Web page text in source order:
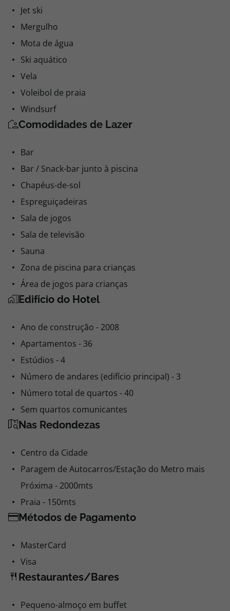
Jet ski
Mergulho
Mota de água
Ski aquático
Vela
Voleibol de praia
Windsurf
Comodidades de Lazer
Bar
Bar / Snack-bar junto à piscina
Chapéus-de-sol
Espreguiçadeiras
Sala de jogos
Sala de televisão
Sauna
Zona de piscina para crianças
Área de jogos para crianças
Edifício do Hotel
Ano de construção - 2008
Apartamentos - 36
Estúdios - 4
Número de andares (edifício principal) - 3
Número total de quartos - 40
Sem quartos comunicantes
Nas Redondezas
Centro da Cidade
Paragem de Autocarros/Estação do Metro mais
Próxima - 2000mts
Praia - 150mts
Métodos de Pagamento
MasterCard
Visa
Restaurantes/Bares
Pequeno-almoço em buffet